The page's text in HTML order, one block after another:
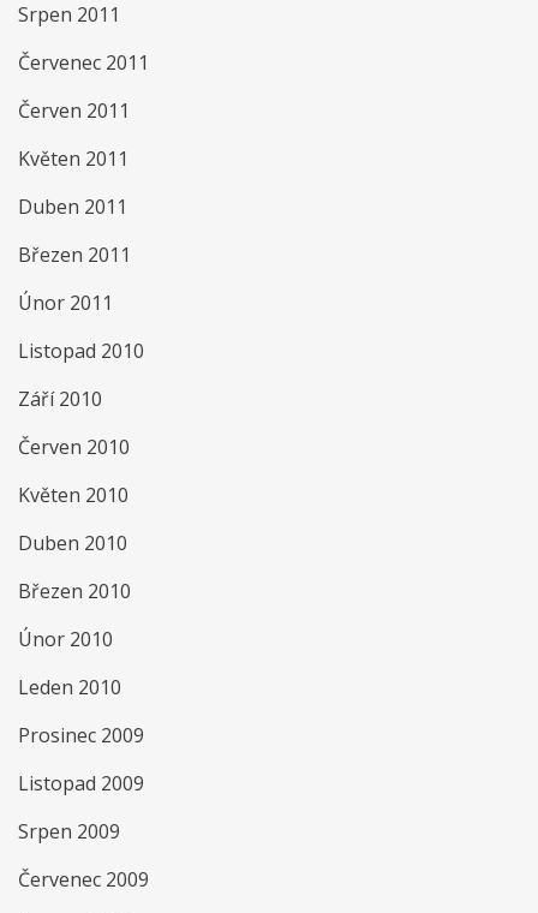
Srpen 2011
Červenec 2011
Červen 2011
Květen 2011
Duben 2011
Březen 2011
Únor 2011
Listopad 2010
Září 2010
Červen 2010
Květen 2010
Duben 2010
Březen 2010
Únor 2010
Leden 2010
Prosinec 2009
Listopad 2009
Srpen 2009
Červenec 2009